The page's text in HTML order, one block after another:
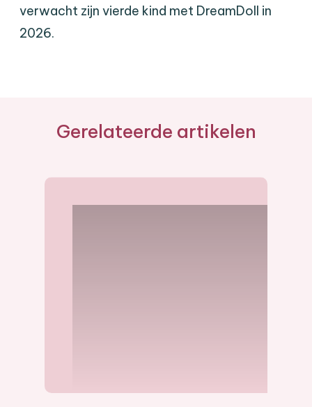
verwacht zijn vierde kind met DreamDoll in
2026.
Gerelateerde artikelen